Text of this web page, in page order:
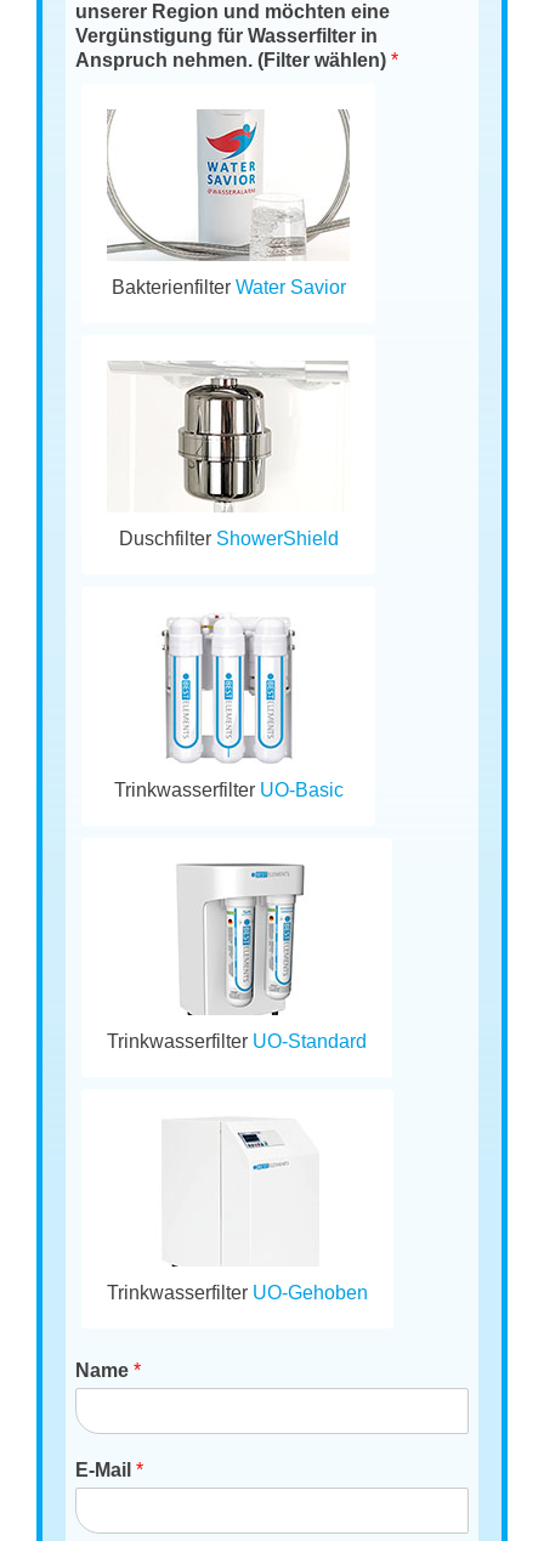
unserer Region und möchten eine
Vergünstigung für Wasserfilter in
Anspruch nehmen. (Filter wählen)*
Bakterienfilter Water Savior
Duschfilter ShowerShield
Trinkwasserfilter UO-Basic
Trinkwasserfilter UO-Standard
Trinkwasserfilter UO-Gehoben
Name*
E-Mail*